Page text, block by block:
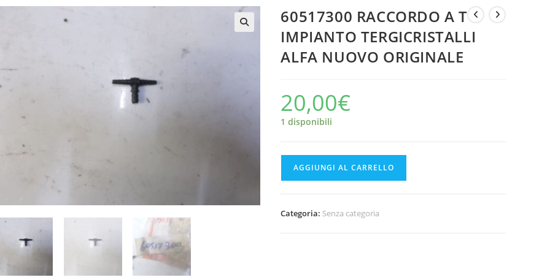
60517300 RACCORDO A T
IMPIANTO TERGICRISTALLI
ALFA NUOVO ORIGINALE
20,00€
1 disponibili
AGGIUNGI AL CARRELLO
Categoria: Senza categoria